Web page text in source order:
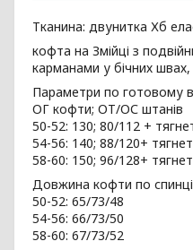
Тканина: двунитка Хб
кофта на Змійці з
карманами у бічних
Параметри по готовому
ОГ кофти; ОТ/ОС штанів
50-52: 130; 80/112 +
54-56: 140; 88/120+
58-60: 150; 96/128+
Довжина кофти по
50-52: 65/73/48
54-56: 66/73/50
58-60: 67/73/52